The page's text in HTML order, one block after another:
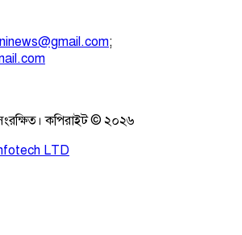
;
কপিরাইট © ২০২৬
LTD